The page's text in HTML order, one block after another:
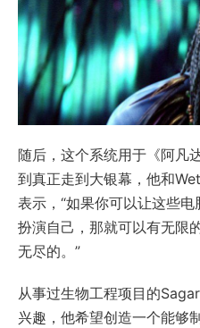
随后，这个系统用于《阿凡
到真正走到大银幕，他和
表示，“如果你可以让这些电
扮演自己，那就可以有无限
无尽的。”
从事过生物工程项目的
兴趣，他希望创造一个能够